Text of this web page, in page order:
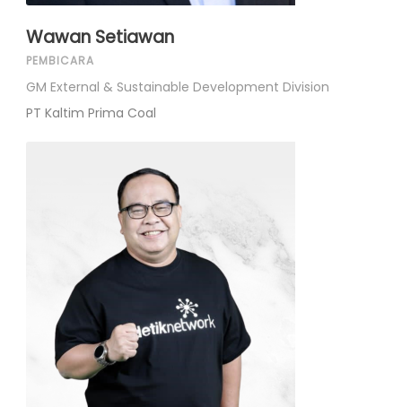
Wawan Setiawan
PEMBICARA
GM External & Sustainable Development Division
PT Kaltim Prima Coal